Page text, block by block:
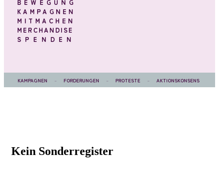
BEWEGUNG
KAMPAGNEN
MITMACHEN
MERCHANDISE
SPENDEN
KAMPAGNEN – FORDERUNGEN – PROTESTE – AKTIONSKONSENS
Kein Sonderregister